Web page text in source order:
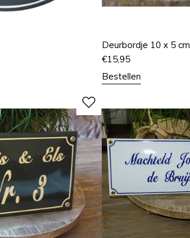
Deurbordje 10 x 5 cm
€15,95
Bestellen